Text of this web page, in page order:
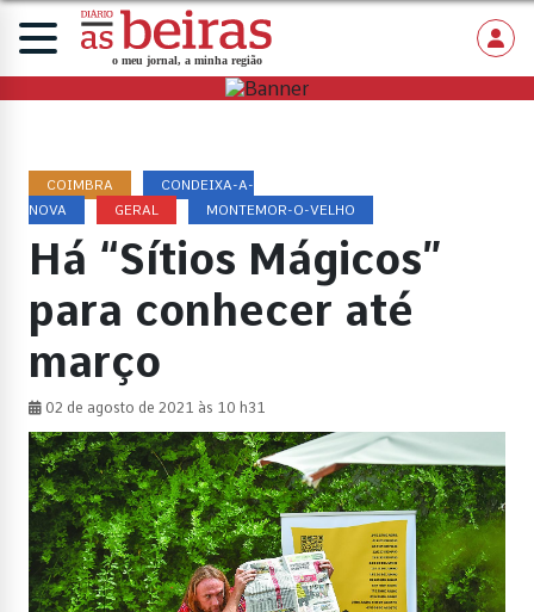
COIMBRA
CONDEIXA-A-
NOVA
GERAL MONTEMOR-O-VELHO
Há “Sítios Mágicos”
para conhecer até
março
02 de agosto de 2021 às 10 h31